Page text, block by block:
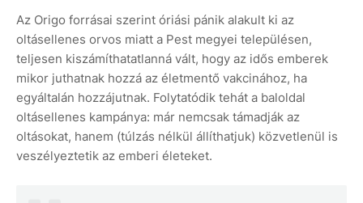
Az Origo forrásai szerint óriási pánik alakult ki az
oltásellenes orvos miatt a Pest megyei településen,
teljesen kiszámíthatatlanná vált, hogy az idős emberek
mikor juthatnak hozzá az életmentő vakcinához, ha
egyáltalán hozzájutnak. Folytatódik tehát a baloldal
oltásellenes kampánya: már nemcsak támadják az
oltásokat, hanem (túlzás nélkül állíthatjuk) közvetlenül is
veszélyeztetik az emberi életeket.